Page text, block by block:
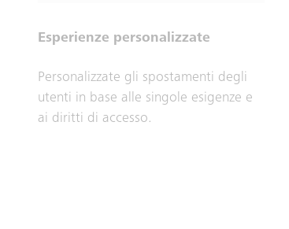
Esperienze personalizzate
Personalizzate gli spostamenti degli
utenti in base alle singole esigenze e
ai diritti di accesso.